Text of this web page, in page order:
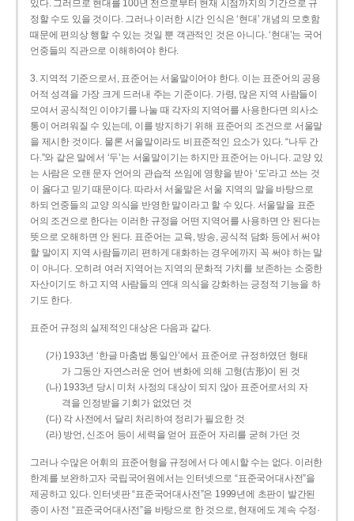
있다. 그러므로 현대를 100년 전으로부터 현재 시점까지의 기간으로 규
정할 수도 있을 것이다. 그러나 이러한 시간 인식은 ‘현대’ 개념의 모호함
때문에 편의상 행할 수 있는 것일 뿐 객관적인 것은 아니다. ‘현대’는 국어
언중들의 직관으로 이해하여야 한다.
3. 지역적 기준으로서, 표준어는 서울말이어야 한다. 이는 표준어의 공용
어적 성격을 가장 크게 드러내 주는 기준이다. 가령, 많은 지역 사람들이
모여서 공식적인 이야기를 나눌 때 각자의 지역어를 사용한다면 의사소
통이 어려워질 수 있는데, 이를 방지하기 위해 표준어의 조건으로 서울말
을 제시한 것이다. 물론 서울말이라도 비표준적인 요소가 있다. “나두 간
다.”와 같은 말에서 ‘두’는 서울말이기는 하지만 표준어는 아니다. 교양 있
는 사람은 오랜 문자 언어의 관습적 쓰임에 영향을 받아 ‘도’라고 쓰는 것
이 옳다고 믿기 때문이다. 따라서 서울말은 서울 지역의 말을 바탕으로
하되 언중들의 교양 의식을 반영한 말이라고 할 수 있다. 서울말을 표준
어의 조건으로 한다는 이러한 규정을 어떤 지역어를 사용하면 안 된다는
뜻으로 오해하면 안 된다. 표준어는 교육, 방송, 공식적 담화 등에서 써야
할 말이지 지역 사람들끼리 편하게 대화하는 경우에까지 꼭 써야 하는 말
이 아니다. 오히려 여러 지역어는 지역의 문화적 가치를 보존하는 소중한
자산이기도 하고 지역 사람들의 연대 의식을 강화하는 긍정적 기능을 하
기도 한다.
표준어 규정의 실제적인 대상은 다음과 같다.
(가) 1933년 ‘한글 마춤법 통일안’에서 표준어로 규정하였던 형태
가 그동안 자연스러운 언어 변화에 의해 고형(古形)이 된 것
(나) 1933년 당시 미처 사정의 대상이 되지 않아 표준어로서의 자
격을 인정받을 기회가 없었던 것
(다) 각 사전에서 달리 처리하여 정리가 필요한 것
(라) 방언, 신조어 등이 세력을 얻어 표준어 자리를 굳혀 가던 것
그러나 수많은 어휘의 표준어형을 규정에서 다 예시할 수는 없다. 이러한
한계를 보완하고자 국립국어원에서는 인터넷으로 “표준국어대사전”을
제공하고 있다. 인터넷판 “표준국어대사전”은 1999년에 초판이 발간된
종이 사전 “표준국어대사전”을 바탕으로 한 것으로, 현재에도 계속 수정·